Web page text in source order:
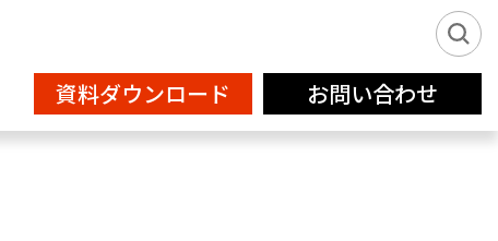
資料ダウンロード お問い合わせ